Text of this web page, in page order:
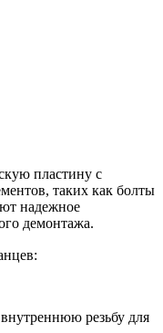
пластину с
таких как болты
надежное
демонтажа.
резьбу для